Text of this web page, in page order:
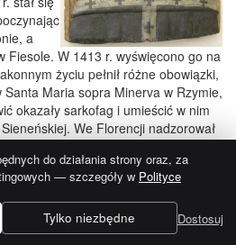
a
Fiesole. W 1413 r. wyświęcono go na
życiu pełnił różne obowiązki,
Santa Maria sopra Minerva w Rzymie,
okazały sarkofag i umieścić w nim
We Florencji nadzorował
Marka oraz kazał także udostępnić
studentów, która odtąd uważana
bibliotekę w Europie. Papież
cenił jego roztropność i dar
mianował go w 1446 r.
Św. Antonin bardzo bronił się przed
do działania strony oraz, za
— szczegóły w Polityce
Tylko niezbędne Dostosuj